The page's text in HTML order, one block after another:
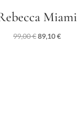
Miami
99,00€Il
89,10€Il